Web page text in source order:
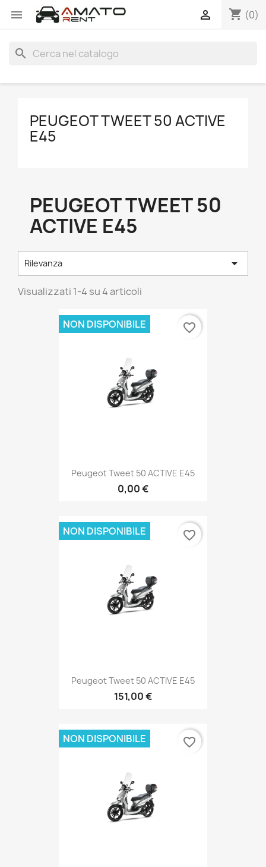
 shopping_cart (0)

search
PEUGEOT TWEET 50 ACTIVE
E45
PEUGEOT TWEET 50
ACTIVE E45
Rilevanza 
Visualizzati 1-4 su 4 articoli
Peugeot Tweet 50 ACTIVE E45
0,00 €
NON DISPONIBILE favorite_border
Peugeot Tweet 50 ACTIVE E45
151,00 €
NON DISPONIBILE favorite_border
NON DISPONIBILE favorite_border